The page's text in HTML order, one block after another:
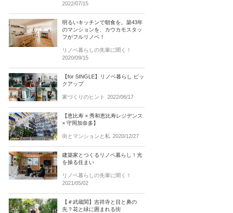
2022/07/15
明るいキッチンで朝食を。築43年
のマンションを、カウカモスタッ
フがフルリノベ！
リノベ暮らしの先輩に聞く！
2020/09/15
【for SINGLE】リノベ暮らし ピッ
クアップ
家づくりのヒント 2022/06/17
【恵比寿 × 秀和恵比寿レジデンス
× 守岡加奈多】
街とマンションと私 2020/12/27
建築家とつくるリノベ暮らし！光
を操る住まい
リノベ暮らしの先輩に聞く！
2021/05/02
【＃武蔵関】吉祥寺と目と鼻の
先？花と緑に囲まれる街